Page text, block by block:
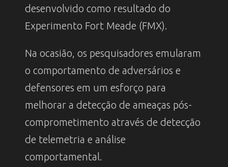
desenvolvido como resultado do
Experimento Fort Meade (FMX).
Na ocasião, os pesquisadores emularam
o comportamento de adversários e
defensores em um esforço para
melhorar a detecção de ameaças pós-
comprometimento através de detecção
de telemetria e análise
comportamental.